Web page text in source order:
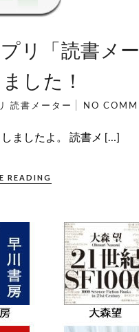
リ「読書メ
した！
読書メーター NO
ましたよ。 読書メ […]
READING